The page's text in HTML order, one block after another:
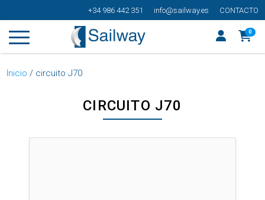
+34 986 442 351 info@sailway.es CONTACTO
0
Inicio / circuito J70
CIRCUITO J70